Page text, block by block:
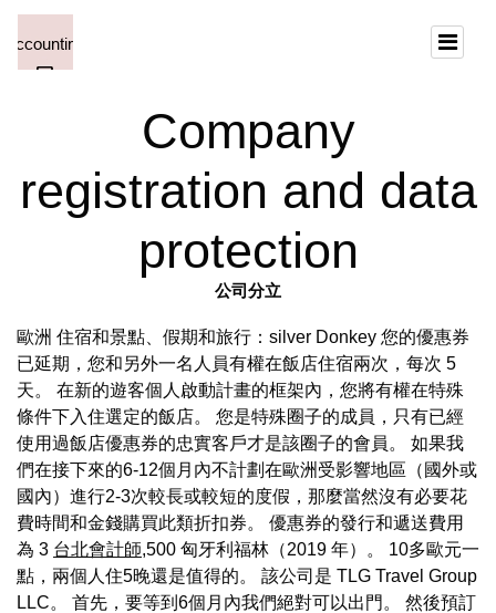
Company
registration and data
protection
公司分立
歐洲 住宿和景點、假期和旅行：silver Donkey 您的優惠券
已延期，您和另外一名人員有權在飯店住宿兩次，每次 5
天。 在新的遊客個人啟動計畫的框架內，您將有權在特殊
條件下入住選定的飯店。 您是特殊圈子的成員，只有已經
使用過飯店優惠券的忠實客戶才是該圈子的會員。 如果我
們在接下來的6-12個月內不計劃在歐洲受影響地區（國外或
國內）進行2-3次較長或較短的度假，那麼當然沒有必要花
費時間和金錢購買此類折扣券。 優惠券的發行和遞送費用
為 3 台北會計師,500 匈牙利福林（2019 年）。 10多歐元一
點，兩個人住5晚還是值得的。 該公司是 TLG Travel Group
LLC。 首先，要等到6個月內我們絕對可以出門。 然後預訂